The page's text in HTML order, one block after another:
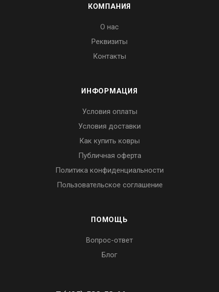
КОМПАНИЯ
О нас
Реквизиты
Контакты
ИНФОРМАЦИЯ
Условия оплаты
Условия доставки
Как купить ковры
Публичная оферта
Политика конфиденциальности
Пользовательское соглашение
ПОМОЩЬ
Вопрос-ответ
Блог